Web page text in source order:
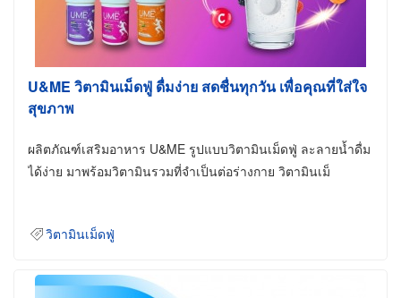
U&ME วิตามินเม็ดฟู่ ดื่มง่าย สดชื่นทุกวัน เพื่อคุณที่ใส่ใจ
สุขภาพ
ผลิตภัณฑ์เสริมอาหาร U&ME รูปแบบวิตามินเม็ดฟู่ ละลายน้ำดื่ม
ได้ง่าย มาพร้อมวิตามินรวมที่จำเป็นต่อร่างกาย วิตามินเม็
วิตามินเม็ดฟู่